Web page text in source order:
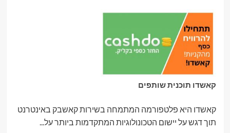
קאשדו תוכנית שותפים
קאשדו היא פלטפורמה המתמחה בשירות קאשבק באינטרנט
תוך דגש על יישום הטכונולוגיות המתקדמות ביותר על...